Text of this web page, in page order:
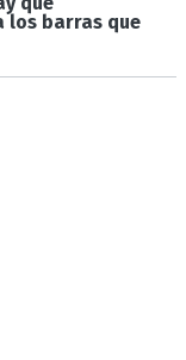
los barras que